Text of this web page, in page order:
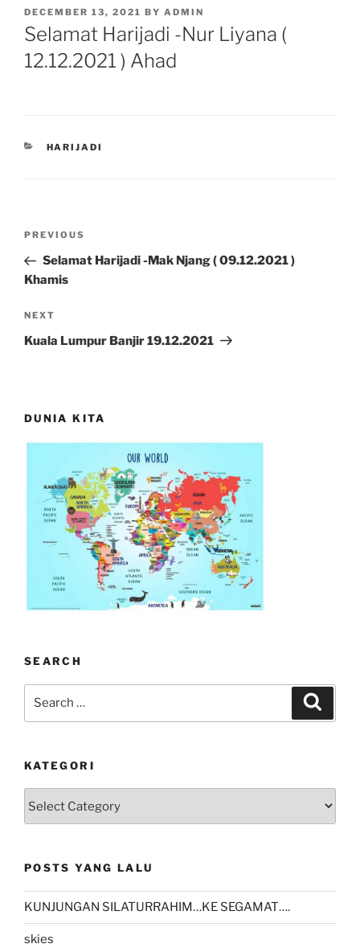
POSTED
ON
DECEMBER 13, 2021 BY ADMIN
Selamat Harijadi -Nur Liyana (
12.12.2021 ) Ahad
CATEGORIES
HARIJADI
Previous
Post
PREVIOUS
Selamat Harijadi -Mak Njang ( 09.12.2021 )
Khamis
Next
Post
NEXT
Kuala Lumpur Banjir 19.12.2021
DUNIA KITA
SEARCH
KATEGORI
POSTS YANG LALU
KUNJUNGAN SILATURRAHIM…KE SEGAMAT….
skies